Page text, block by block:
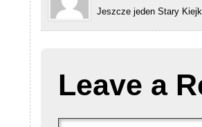
Jeszcze jeden Stary
Leave a